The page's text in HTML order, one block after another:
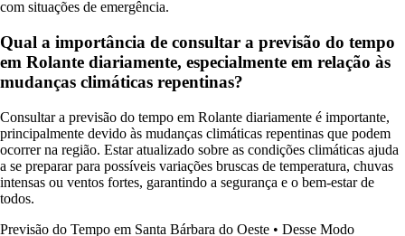
com situações de emergência.
Qual a importância de consultar a previsão do tempo
em Rolante diariamente, especialmente em relação às
mudanças climáticas repentinas?
Consultar a previsão do tempo em Rolante diariamente é importante,
principalmente devido às mudanças climáticas repentinas que podem
ocorrer na região. Estar atualizado sobre as condições climáticas ajuda
a se preparar para possíveis variações bruscas de temperatura, chuvas
intensas ou ventos fortes, garantindo a segurança e o bem-estar de
todos.
Previsão do Tempo em Santa Bárbara do Oeste • Desse Modo